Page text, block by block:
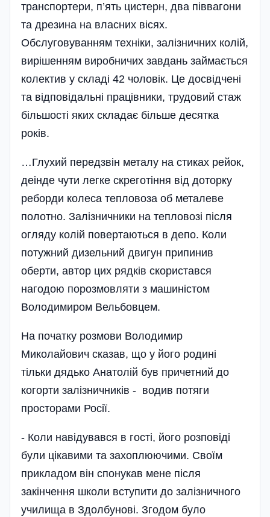
транспортери, п’ять цистерн, два піввагони
та дрезина на власних вісях.
Обслуговуванням техніки, залізничних колій,
вирішенням виробничих завдань займається
колектив у складі 42 чоловік. Це досвідчені
та відповідальні працівники, трудовий стаж
більшості яких складає більше десятка
років.
…Глухий передзвін металу на стиках рейок,
деінде чути легке скреготіння від доторку
реборди колеса тепловоза об металеве
полотно. Залізничники на тепловозі після
огляду колій повертаються в депо. Коли
потужний дизельний двигун припинив
оберти, автор цих рядків скористався
нагодою порозмовляти з машиністом
Володимиром Вельбовцем.
На початку розмови Володимир
Миколайович сказав, що у його родині
тільки дядько Анатолій був причетний до
когорти залізничників - водив потяги
просторами Росії.
- Коли навідувався в гості, його розповіді
були цікавими та захоплюючими. Своїм
прикладом він спонукав мене після
закінчення школи вступити до залізничного
училища в Здолбунові. Згодом було